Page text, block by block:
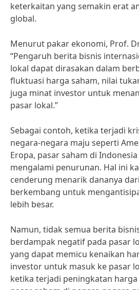
keterkaitan yang semakin erat
global.
Menurut pakar ekonomi, Prof.
“Pengaruh berita bisnis
lokal dapat dirasakan dalam
fluktuasi harga saham, nilai
juga minat investor untuk
pasar lokal.”
Sebagai contoh, ketika terjadi
negara-negara maju seperti
Eropa, pasar saham di
mengalami penurunan. Hal ini
cenderung menarik dananya
berkembang untuk
lebih besar.
Namun, tidak semua berita
berdampak negatif pada pasar
yang dapat memicu kenaikan
investor untuk masuk ke pasar
ketika terjadi peningkatan